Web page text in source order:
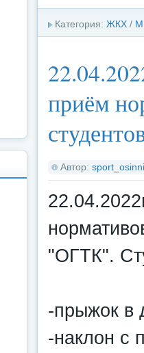
Категория: ЖКХ /
приём
Автор:
"ОГТК".
-прыжок в
-наклон с